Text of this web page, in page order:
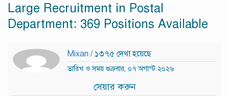
Large Recruitment in Postal
Department: 369 Positions Available
Mixan / ১৩৭৫ দেখা হয়েছে
তারিখ ও সময় শুক্রবার, ০৭ অগাস্ট ২০২৬
সেয়ার করুন